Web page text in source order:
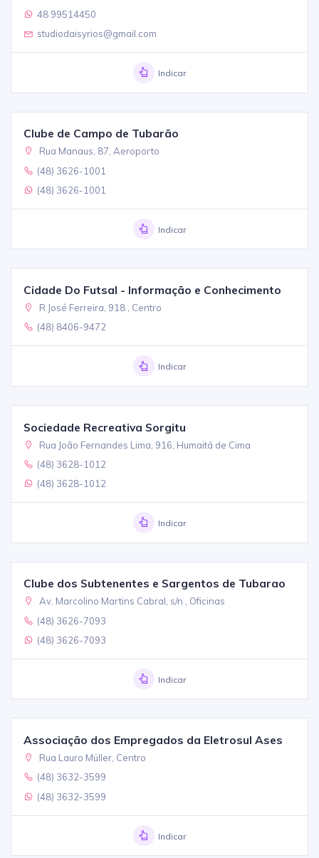
48 99514450
studiodaisyrios@gmail.com
Indicar
Clube de Campo de Tubarão
Rua Manaus, 87, Aeroporto
(48) 3626-1001
(48) 3626-1001
Indicar
Cidade Do Futsal - Informação e Conhecimento
R José Ferreira, 918 , Centro
(48) 8406-9472
Indicar
Sociedade Recreativa Sorgitu
Rua João Fernandes Lima, 916, Humaitá de Cima
(48) 3628-1012
(48) 3628-1012
Indicar
Clube dos Subtenentes e Sargentos de Tubarao
Av. Marcolino Martins Cabral, s/n , Oficinas
(48) 3626-7093
(48) 3626-7093
Indicar
Associação dos Empregados da Eletrosul Ases
Rua Lauro Müller, Centro
(48) 3632-3599
(48) 3632-3599
Indicar